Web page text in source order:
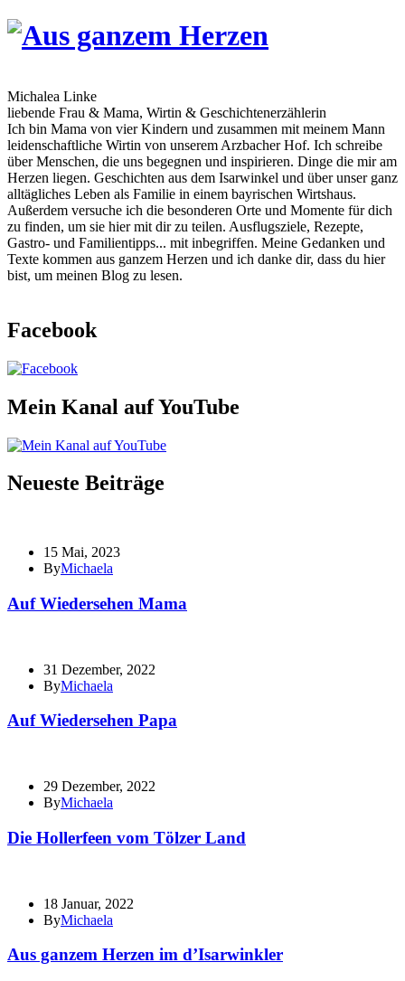
Skip
Michalea Linke
liebende Frau & Mama, Wirtin & Geschichtenerzählerin
Ich bin Mama von vier Kindern und zusammen mit meinem Mann
leidenschaftliche Wirtin von unserem Arzbacher Hof. Ich schreibe
über Menschen, die uns begegnen und inspirieren. Dinge die mir am
Herzen liegen. Geschichten aus dem Isarwinkel und über unser ganz
alltägliches Leben als Familie in einem bayrischen Wirtshaus.
Außerdem versuche ich die besonderen Orte und Momente für dich
zu finden, um sie hier mit dir zu teilen. Ausflugsziele, Rezepte,
Gastro- und Familientipps... mit inbegriffen. Meine Gedanken und
Texte kommen aus ganzem Herzen und ich danke dir, dass du hier
bist, um meinen Blog zu lesen.
Facebook
Mein Kanal auf YouTube
Neueste Beiträge
15 Mai, 2023
ByMichaela
Auf Wiedersehen Mama
31 Dezember, 2022
ByMichaela
Auf Wiedersehen Papa
29 Dezember, 2022
ByMichaela
Die Hollerfeen vom Tölzer Land
18 Januar, 2022
ByMichaela
Aus ganzem Herzen im d’Isarwinkler